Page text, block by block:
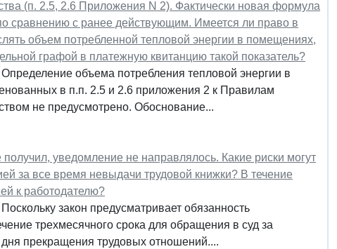
(п. 2.5, 2.6 Приложения N 2). Фактически новая формула
сравнению с ранее действующим. Имеется ли право в
объем потребленной тепловой энергии в помещениях,
графой в платежную квитанцию такой показатель?
объема потребления тепловой энергии в
в п.п. 2.5 и 2.6 приложения 2 к Правилам
не предусмотрено. Обоснование...
уведомление не направлялось. Какие риски могут
за все время невыдачи трудовой книжки? В течение
к работодателю?
закон предусматривает обязанность
трехмесячного срока для обращения в суд за
прекращения трудовых отношений....